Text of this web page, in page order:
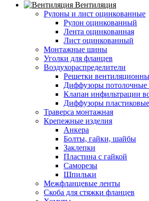
Вентиляция
Рулоны и лист оцинкованные
Рулон оцинкованный
Лента оцинкованная
Лист оцинкованный
Монтажные шины
Уголки для фланцев
Воздухораспределители
Решетки
Диффузоры потолочные
Клапан инфильтрации
Диффузоры
Траверса монтажная
Крепежные изделия
Анкера
Болты, гайки, шайбы
Заклепки
Пластина с гайкой
Саморезы
Шпильки
Межфланцевые ленты
Скоба для стяжки фланцев